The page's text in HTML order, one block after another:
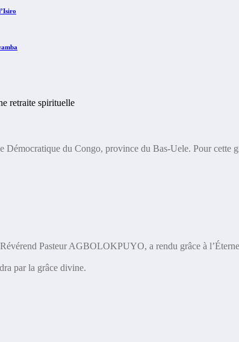
du Congo, province du Bas-Uele. Pour cette
Pasteur AGBOLOKPUYO, a rendu grâce à
par la grâce divine.